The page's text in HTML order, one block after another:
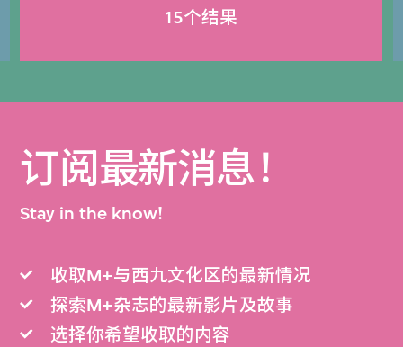
15个结果
订阅最新消息！
Stay in the know!
收取M+与西九文化区的最新情况
探索M+杂志的最新影片及故事
选择你希望收取的内容